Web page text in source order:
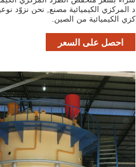
د المركزي الكيميائية مصنع, نحن نزوّد
كزي الكيميائية من الصين.
احصل على السعر